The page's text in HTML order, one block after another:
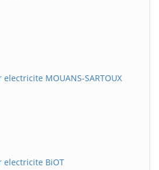
MOUANS-SARTOUX
electricite BiOT